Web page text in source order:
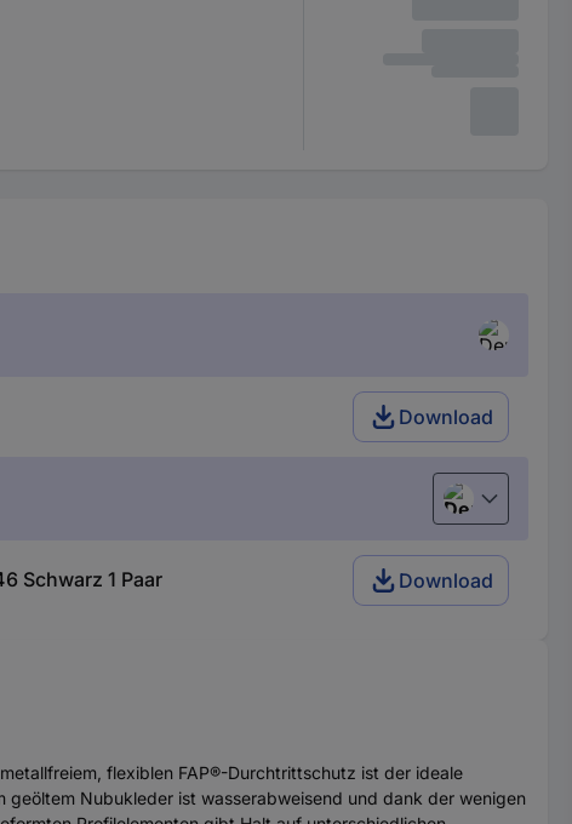
Download
Deutsch
Schwarz 1 Paar Download
flexiblen FAP®-Durchtrittschutz ist der ideale
Nubukleder ist wasserabweisend und dank der wenigen